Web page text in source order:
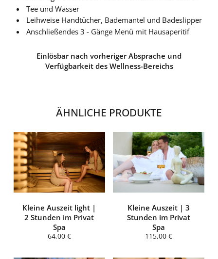
Tee und Wasser
Leihweise Handtücher, Bademantel und Badeslipper
Anschließendes 3 - Gänge Menü mit Hausaperitif
Einlösbar nach vorheriger Absprache und
Verfügbarkeit des Wellness-Bereichs
ÄHNLICHE PRODUKTE
Kleine Auszeit light |
2 Stunden im Privat
Spa
64,00 €
Kleine Auszeit | 3
Stunden im Privat
Spa
115,00 €